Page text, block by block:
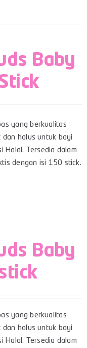
Baby
yang berkualitas
dan halus untuk bayi
Halal. Tersedia dalam
dengan isi 150 stick.
Baby
yang berkualitas
dan halus untuk bayi
Halal. Tersedia dalam